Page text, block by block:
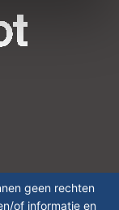
geen rechten
of informatie en